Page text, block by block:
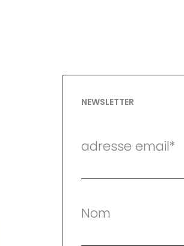
NEWSLETTER
adresse email*
Nom